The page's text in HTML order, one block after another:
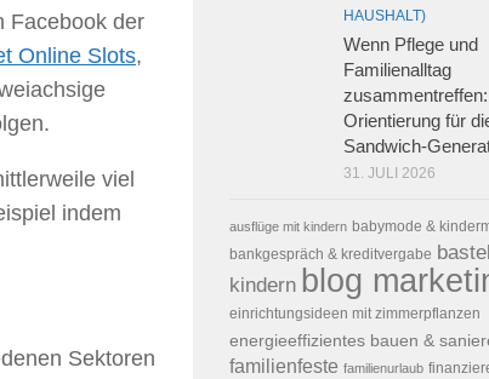
Facebook der
Online Slots,
viel
indem
Sektoren
HAUSHALT)
Wenn Pflege und
Familienalltag
zusammentreffen:
Orientierung für
Sandwich-
31. JULI 2026
ausflüge mit kindern babymode &
bankgespräch & kreditvergabe
kindern blog
einrichtungsideen mit zimmerpflanzen
energieeffizientes bauen &
familienfeste familienurlaub